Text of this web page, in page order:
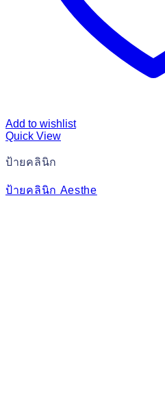
Add to wishlist
Quick View
ป้ายคลินิก
ป้ายคลินิก Aesthe